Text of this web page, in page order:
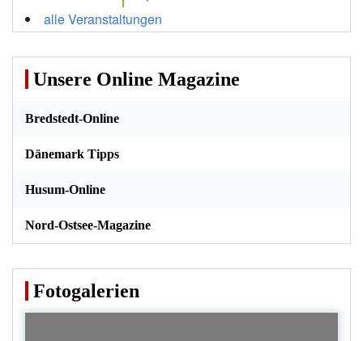
alle Veranstaltungen
Unsere Online Magazine
Bredstedt-Online
Dänemark Tipps
Husum-Online
Nord-Ostsee-Magazine
Fotogalerien